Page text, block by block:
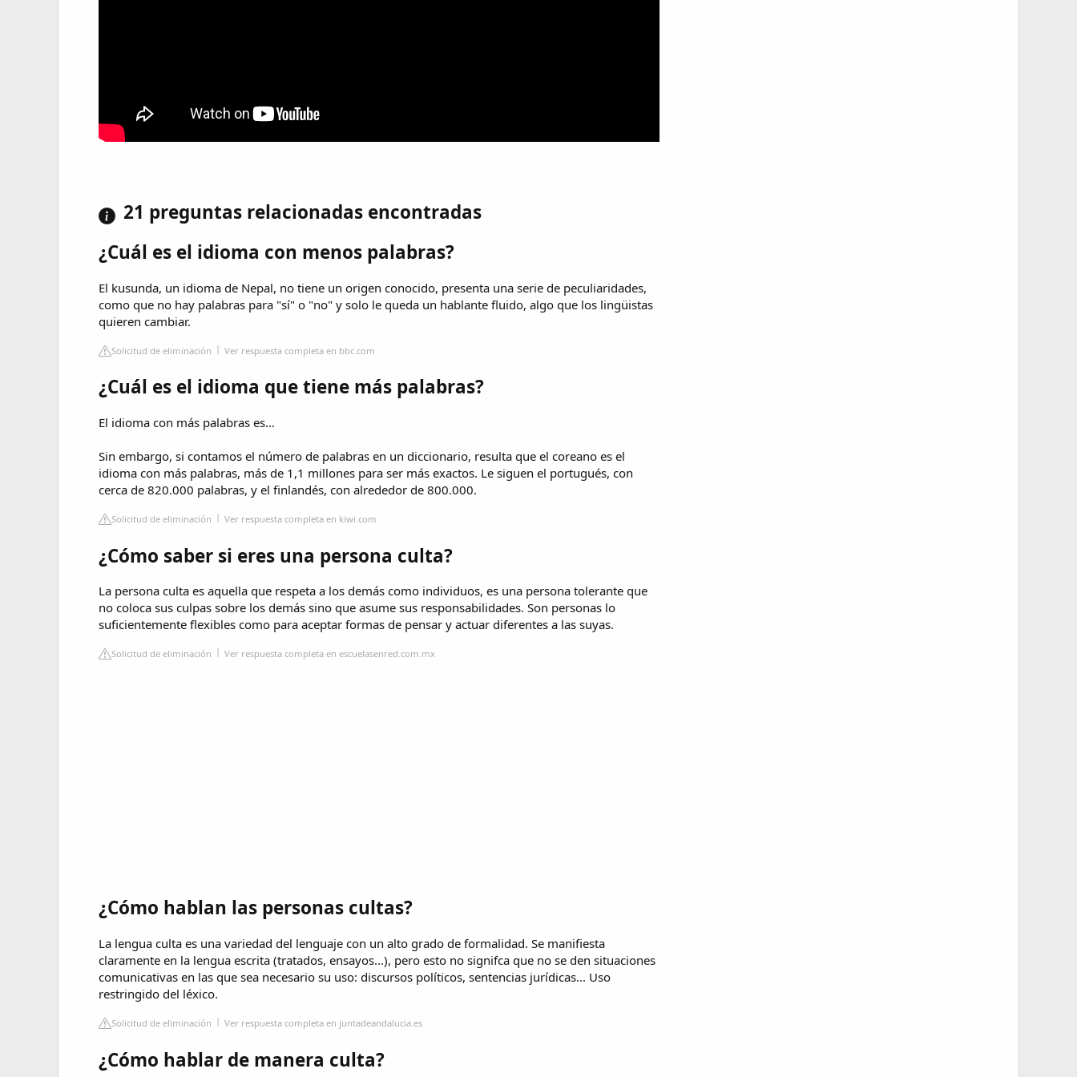
21 preguntas relacionadas encontradas
¿Cuál es el idioma con menos palabras?
El kusunda, un idioma de Nepal, no tiene un origen conocido, presenta una serie de peculiaridades,
como que no hay palabras para "sí" o "no" y solo le queda un hablante fluido, algo que los lingüistas
quieren cambiar.
Solicitud de eliminación Ver respuesta completa en bbc.com
¿Cuál es el idioma que tiene más palabras?
El idioma con más palabras es…
Sin embargo, si contamos el número de palabras en un diccionario, resulta que el coreano es el
idioma con más palabras, más de 1,1 millones para ser más exactos. Le siguen el portugués, con
cerca de 820.000 palabras, y el finlandés, con alrededor de 800.000.
Solicitud de eliminación Ver respuesta completa en kiwi.com
¿Cómo saber si eres una persona culta?
La persona culta es aquella que respeta a los demás como individuos, es una persona tolerante que
no coloca sus culpas sobre los demás sino que asume sus responsabilidades. Son personas lo
suficientemente flexibles como para aceptar formas de pensar y actuar diferentes a las suyas.
Solicitud de eliminación Ver respuesta completa en escuelasenred.com.mx
¿Cómo hablan las personas cultas?
La lengua culta es una variedad del lenguaje con un alto grado de formalidad. Se manifiesta
claramente en la lengua escrita (tratados, ensayos...), pero esto no signifca que no se den situaciones
comunicativas en las que sea necesario su uso: discursos políticos, sentencias jurídicas... Uso
restringido del léxico.
Solicitud de eliminación Ver respuesta completa en juntadeandalucia.es
¿Cómo hablar de manera culta?